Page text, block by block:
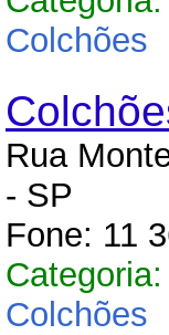
Colchões
Rua
- SP
Fone: 11
Categoria:
Colchões